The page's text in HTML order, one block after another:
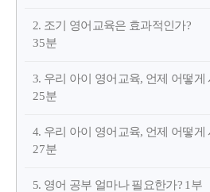
2. 조기 영어교육은 효과적인가?
35분
3. 우리 아이 영어교육, 언제 어떻게
25분
4. 우리 아이 영어교육, 언제 어떻게
27분
5. 영어 공부 얼마나 필요한가? 1부